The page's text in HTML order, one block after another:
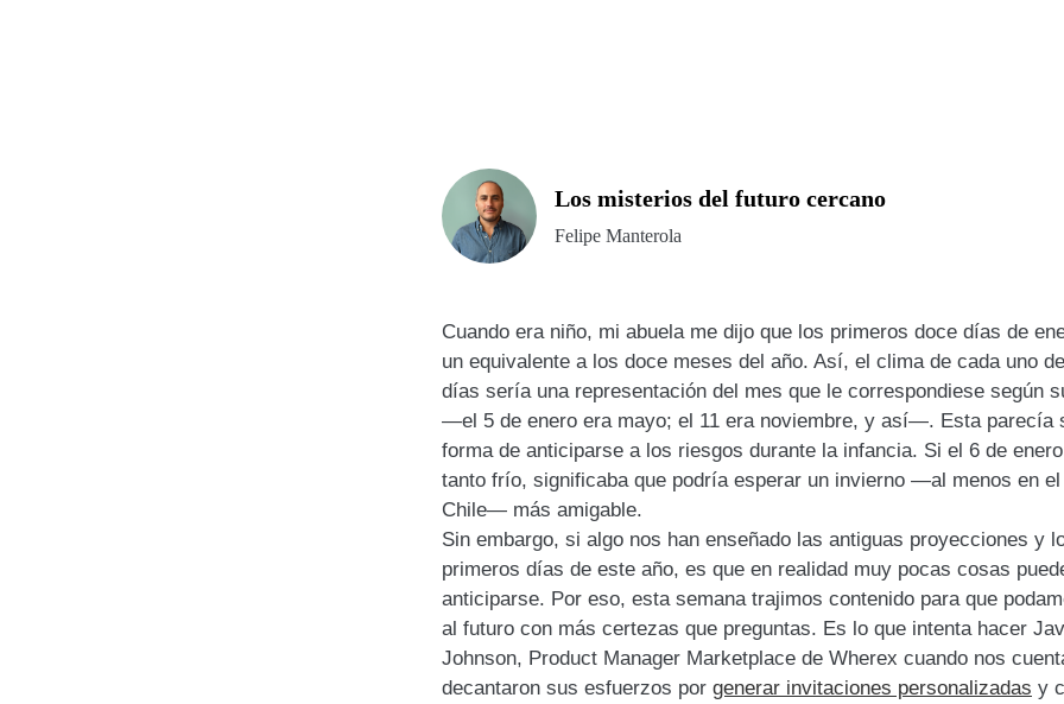
Los misterios del futuro cercano
Felipe Manterola
Cuando era niño, mi abuela me dijo que los primeros doce días de
un equivalente a los doce meses del año. Así, el clima de cada uno
días sería una representación del mes que le correspondiese según
—el 5 de enero era mayo; el 11 era noviembre, y así—. Esta parecía
forma de anticiparse a los riesgos durante la infancia. Si el 6 de
tanto frío, significaba que podría esperar un invierno —al menos en
Chile— más amigable.
Sin embargo, si algo nos han enseñado las antiguas proyecciones y
primeros días de este año, es que en realidad muy pocas cosas
anticiparse. Por eso, esta semana trajimos contenido para que
al futuro con más certezas que preguntas. Es lo que intenta hacer
Johnson, Product Manager Marketplace de Wherex cuando nos
decantaron sus esfuerzos por generar invitaciones personalizadas y